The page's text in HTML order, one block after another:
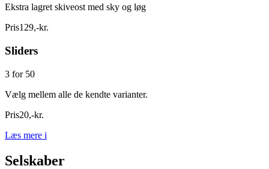
Ekstra lagret skiveost med sky og løg
Pris129,-kr.
Sliders
3 for 50
Vælg mellem alle de kendte varianter.
Pris20,-kr.
Læs mere i
Selskaber